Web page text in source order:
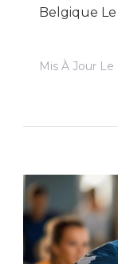
Belgique
Mis À Jour Le